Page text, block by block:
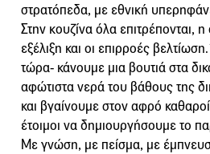
στρατόπεδα, με εθνική
Στην κουζίνα όλα επιτρέπονται,
εξέλιξη και οι επιρροές
τώρα- κάνουμε μια βουτιά στα
αφώτιστα νερά του βάθους της
και βγαίνουμε στον αφρό
έτοιμοι να δημιουργήσουμε το
Με γνώση, με πείσμα, με